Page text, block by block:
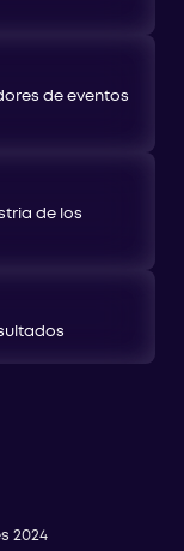
de eventos
de los
2024